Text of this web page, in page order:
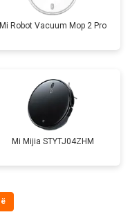
Mi Robot Vacuum Mop 2 Pro
Mi Mijia STYTJ04ZHM